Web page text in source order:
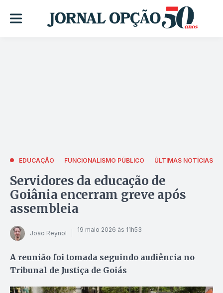
EDUCAÇÃO FUNCIONALISMO PÚBLICO ÚLTIMAS NOTÍCIAS
Servidores da educação de
Goiânia encerram greve após
assembleia
João Reynol 19 maio 2026 às 11h53
A reunião foi tomada seguindo audiência no
Tribunal de Justiça de Goiás